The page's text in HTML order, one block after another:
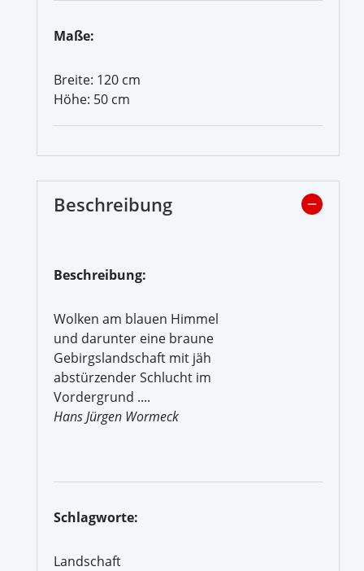
Maße:
Breite: 120 cm
Höhe: 50 cm
Beschreibung
Beschreibung:
Wolken am blauen Himmel
und darunter eine braune
Gebirgslandschaft mit jäh
abstürzender Schlucht im
Vordergrund ....
Hans Jürgen Wormeck
Schlagworte:
Landschaft